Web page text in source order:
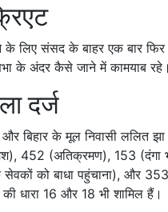
संसद के बाहर एक बार फिर
के अंदर कैसे जाने में कामयाब रहे।
दर्ज
बिहार के मूल निवासी ललित
452 (अतिक्रमण), 153
सेवकों को बाधा पहुंचाना), और
धारा 16 और 18 भी शामिल हैं।